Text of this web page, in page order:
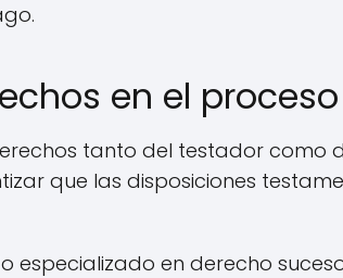
en el
tanto del testador como
que las disposiciones
especializado en derecho